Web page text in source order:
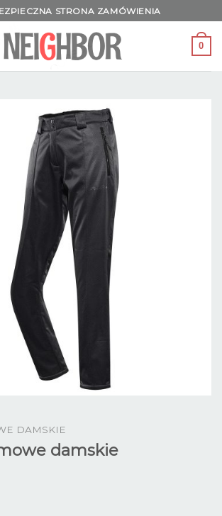
STRONA ZAMÓWIENIA
0
DAMSKIE
damskie